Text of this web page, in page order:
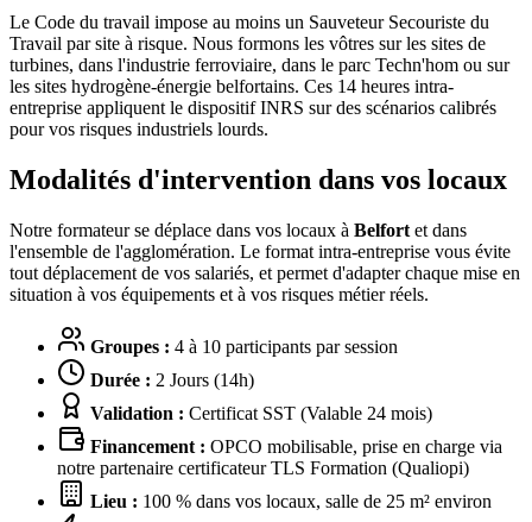
Le Code du travail impose au moins un Sauveteur Secouriste du
Travail par site à risque. Nous formons les vôtres sur les sites de
turbines, dans l'industrie ferroviaire, dans le parc Techn'hom ou sur
les sites hydrogène-énergie belfortains. Ces 14 heures intra-
entreprise appliquent le dispositif INRS sur des scénarios calibrés
pour vos risques industriels lourds.
Modalités d'intervention dans vos locaux
Notre formateur se déplace dans vos locaux à Belfort et dans
l'ensemble de l'agglomération. Le format intra-entreprise vous évite
tout déplacement de vos salariés, et permet d'adapter chaque mise en
situation à vos équipements et à vos risques métier réels.
Groupes : 4 à 10 participants par session
Durée : 2 Jours (14h)
Validation : Certificat SST (Valable 24 mois)
Financement : OPCO mobilisable, prise en charge via
notre partenaire certificateur TLS Formation (Qualiopi)
Lieu : 100 % dans vos locaux, salle de 25 m² environ